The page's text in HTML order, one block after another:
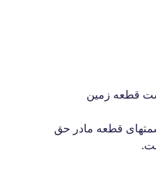
قطعه زمین
قطعه مادر حق